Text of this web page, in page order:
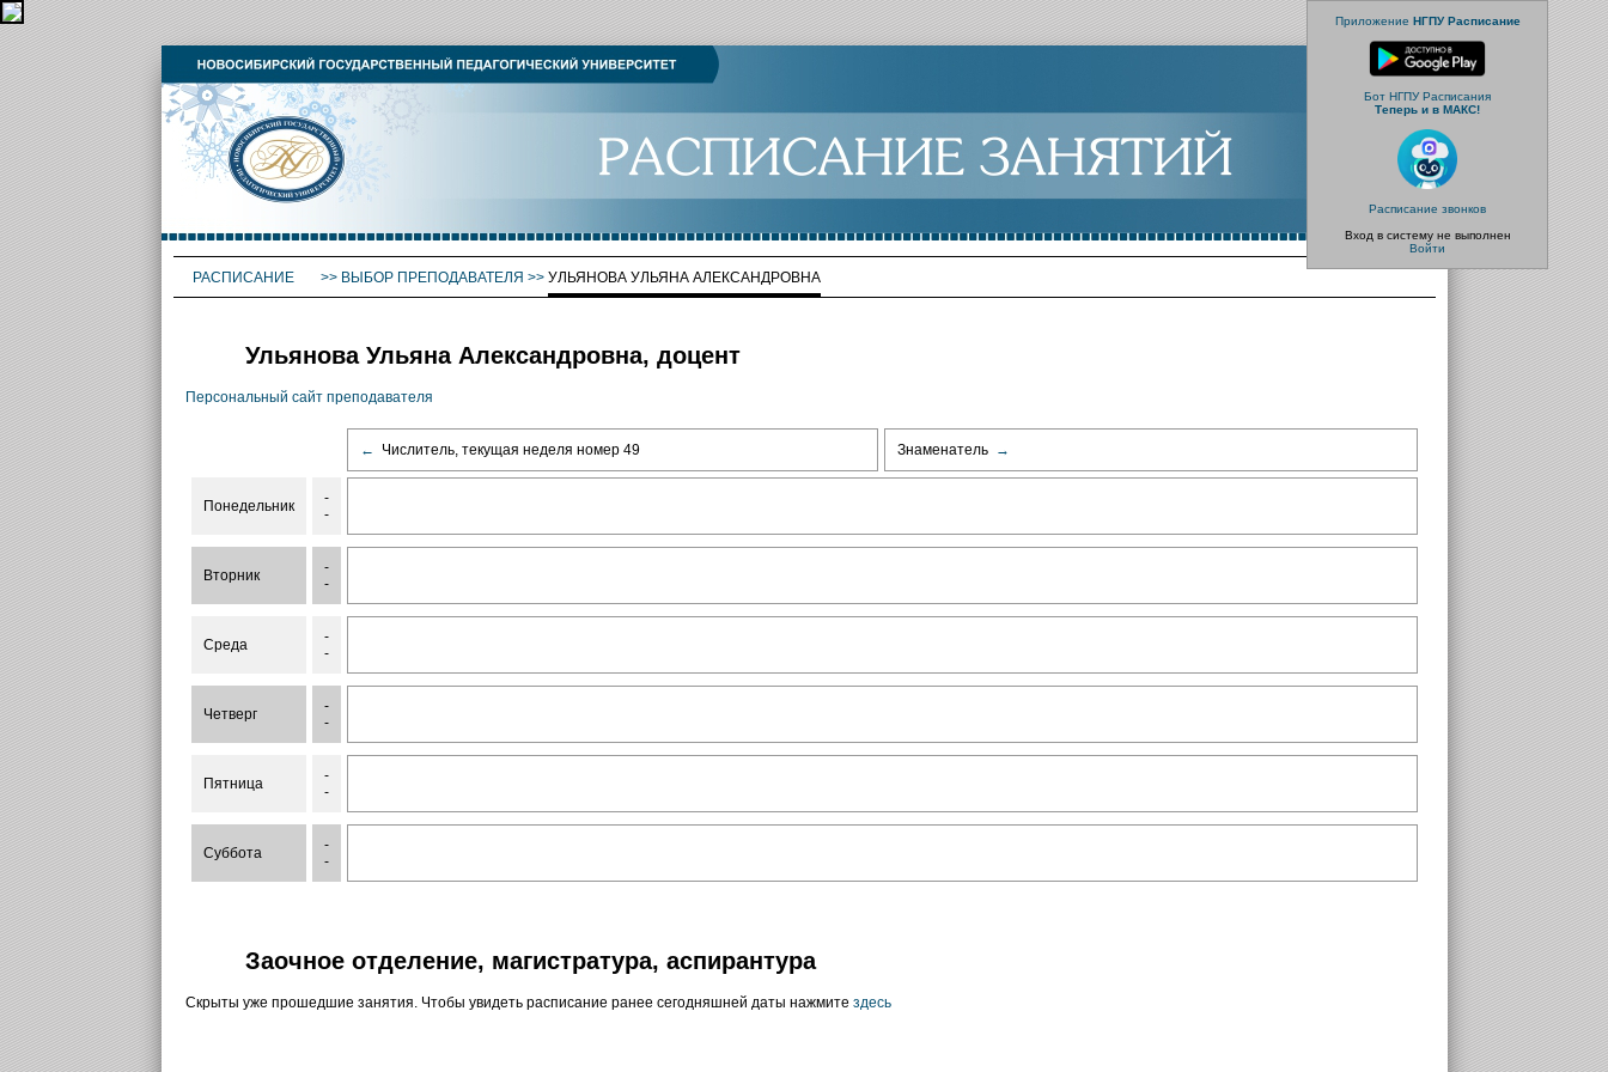
Приложение НГПУ Расписание
Бот НГПУ Расписания
Теперь и в МАКС!
Расписание звонков
Вход в систему не выполнен
Войти
РАСПИСАНИЕ >> ВЫБОР ПРЕПОДАВАТЕЛЯ >> УЛЬЯНОВА УЛЬЯНА АЛЕКСАНДРОВНА
Ульянова Ульяна Александровна, доцент
Персональный сайт преподавателя
← Числитель, текущая неделя номер 49 Знаменатель →
Понедельник
-
-
Вторник
-
-
Среда
-
-
Четверг
-
-
Пятница
-
-
Суббота
-
-
Заочное отделение, магистратура, аспирантура
Скрыты уже прошедшие занятия. Чтобы увидеть расписание ранее сегодняшней даты нажмите здесь